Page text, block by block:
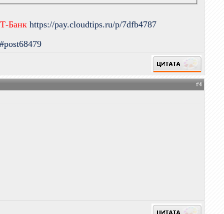
Т-Банкhttps://pay.cloudtips.ru/p/7dfb4787
#4